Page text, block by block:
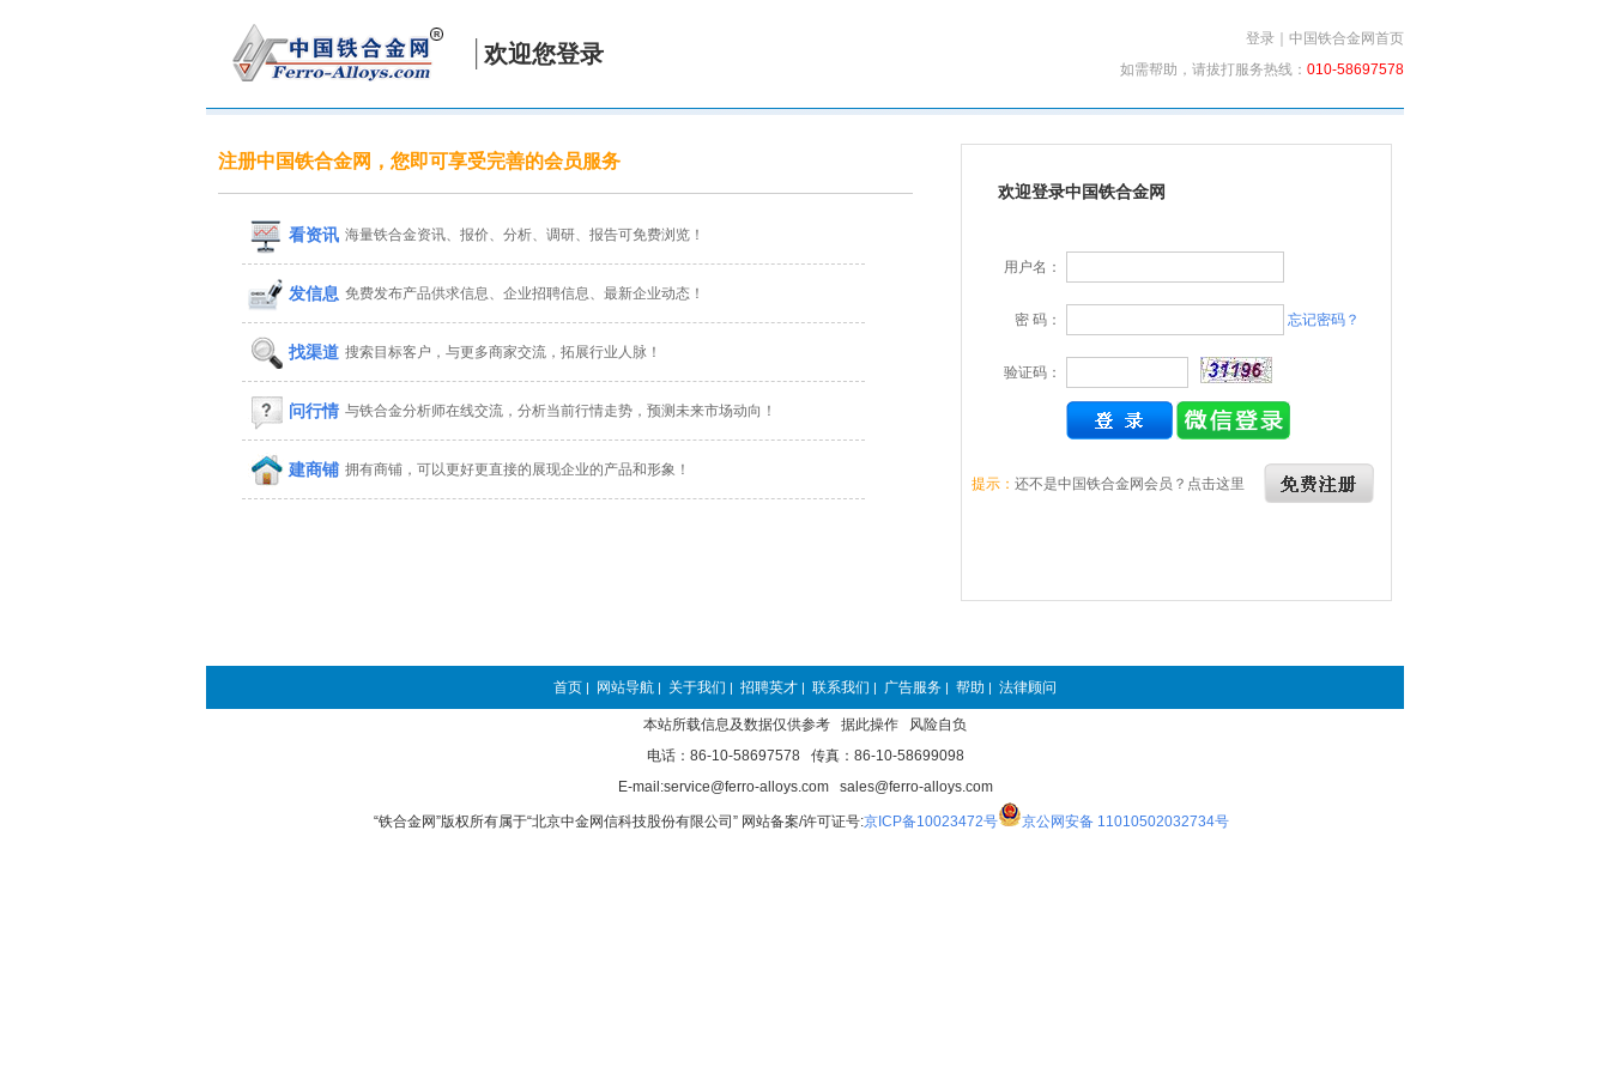
欢迎您登录
登录
中国铁合金网首页
如需帮助，请拔打服务热线： 010-58697578
注册中国铁合金网，您即可享受完善的会员服务
看资讯 海量铁合金资讯、报价、分析、调研、报告可免费浏览！
发信息 免费发布产品供求信息、企业招聘信息、最新企业动态！
找渠道 搜索目标客户，与更多商家交流，拓展行业人脉！
问行情 与铁合金分析师在线交流，分析当前行情走势，预测未来市场动向！
建商铺 拥有商铺，可以更好更直接的展现企业的产品和形象！
欢迎登录中国铁合金网
用户名：
密 码： 忘记密码？
验证码：
提示： 还不是中国铁合金网会员？点击这里
首页 | 网站导航 | 关于我们 | 招聘英才 | 联系我们 | 广告服务 | 帮助 | 法律顾问
本站所载信息及数据仅供参考 据此操作 风险自负
电话：86-10-58697578 传真：86-10-58699098
E-mail:service@ferro-alloys.com sales@ferro-alloys.com
“铁合金网”版权所有属于“北京中金网信科技股份有限公司” 网站备案/许可证号:京ICP备10023472号 京公网安备 11010502032734号